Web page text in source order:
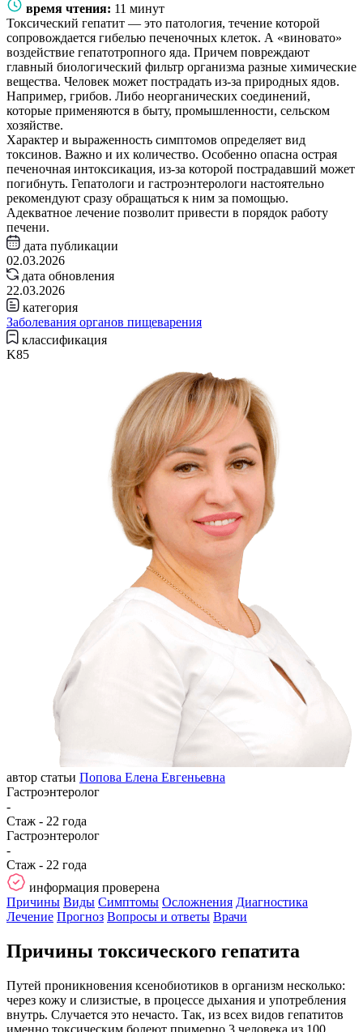
время чтения: 11 минут
Токсический гепатит — это патология, течение которой
сопровождается гибелью печеночных клеток. А «виновато»
воздействие гепатотропного яда. Причем повреждают
главный биологический фильтр организма разные химические
вещества. Человек может пострадать из-за природных ядов.
Например, грибов. Либо неорганических соединений,
которые применяются в быту, промышленности, сельском
хозяйстве.
Характер и выраженность симптомов определяет вид
токсинов. Важно и их количество. Особенно опасна острая
печеночная интоксикация, из-за которой пострадавший может
погибнуть. Гепатологи и гастроэнтерологи настоятельно
рекомендуют сразу обращаться к ним за помощью.
Адекватное лечение позволит привести в порядок работу
печени.
дата публикации
02.03.2026
дата обновления
22.03.2026
категория
Заболевания органов пищеварения
классификация
K85
автор статьи Попова Елена Евгеньевна
Гастроэнтеролог
-
Стаж - 22 года
Гастроэнтеролог
-
Стаж - 22 года
информация проверена
Причины Виды Симптомы Осложнения Диагностика
Лечение Прогноз Вопросы и ответы Врачи
Причины токсического гепатита
Путей проникновения ксенобиотиков в организм несколько:
через кожу и слизистые, в процессе дыхания и употребления
внутрь. Случается это нечасто. Так, из всех видов гепатитов
именно токсическим болеют примерно 3 человека из 100.